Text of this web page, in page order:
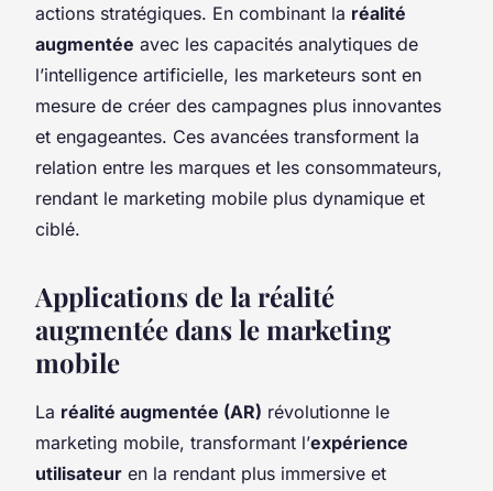
actions stratégiques. En combinant la réalité
augmentée avec les capacités analytiques de
l’intelligence artificielle, les marketeurs sont en
mesure de créer des campagnes plus innovantes
et engageantes. Ces avancées transforment la
relation entre les marques et les consommateurs,
rendant le marketing mobile plus dynamique et
ciblé.
Applications de la réalité
augmentée dans le marketing
mobile
La réalité augmentée (AR) révolutionne le
marketing mobile, transformant l’expérience
utilisateur en la rendant plus immersive et